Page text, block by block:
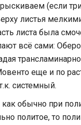
(если
листья
листа была
всё сами:
еще и по
системный.
как обычно при
политое, то